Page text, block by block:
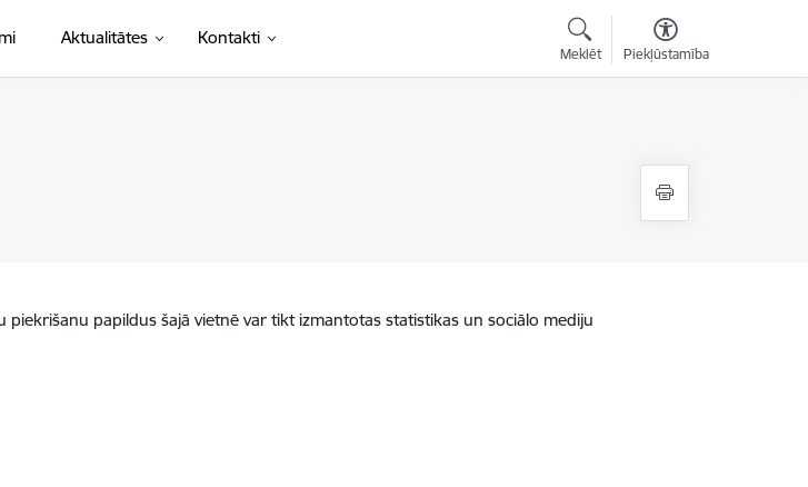
Aktualitātes Kontakti
Meklēt Piekļūstamība
papildus šajā vietnē var tikt izmantotas statistikas un sociālo mediju